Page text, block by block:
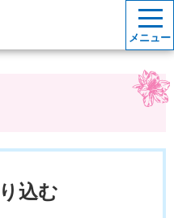
メニュー
込む